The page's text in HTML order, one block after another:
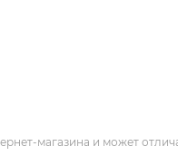
магазина и может